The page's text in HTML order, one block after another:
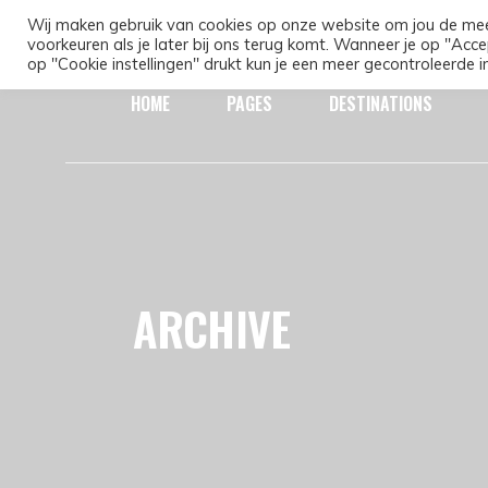
HOME PAGES DESTINATIONS
ARCHIVE
Wij maken gebruik van cookies op onze website om jou de
voorkeuren als je later bij ons terug komt. Wanneer je op
op "Cookie instellingen" drukt kun je een meer gecontroleerde